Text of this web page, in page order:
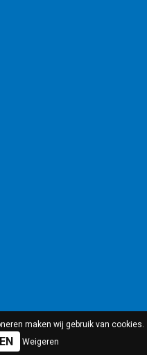
maken wij gebruik van cookies.
Weigeren